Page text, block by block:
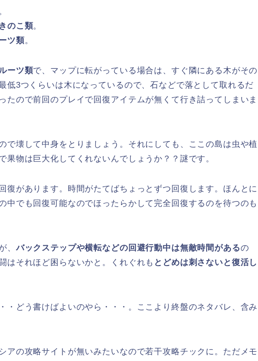
きのこ類。
ツ類。
ーツ類で、マップに転がっている場合は、すぐ隣にある木がその
低3つくらいは木になっているので、石などで落として取れるだ
たので前回のプレイで回復アイテムが無くて行き詰ってしまいま
で壊して中身をとりましょう。それにしても、ここの島は虫や植
果物は巨大化してくれないんでしょうか？？謎です。
復があります。時間がたてばちょっとずつ回復します。ほんとに
中でも回復可能なのでほったらかして完全回復するのを待つのも
、バックステップや横転などの回避行動中は無敵時間があるの
はそれほど困らないかと。くれぐれも とどめは刺さないと復活し
・どう書けばよいのやら・・・。ここより終盤のネタバレ、含み
アの攻略サイトが無いみたいなので若干攻略チックに。ただメモ